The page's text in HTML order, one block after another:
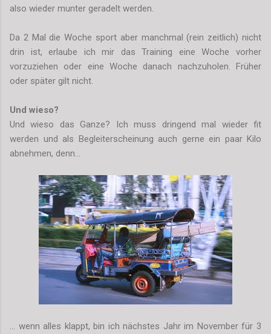
also wieder munter geradelt werden.
Da 2 Mal die Woche sport aber manchmal (rein zeitlich) nicht
drin ist, erlaube ich mir das Training eine Woche vorher
vorzuziehen oder eine Woche danach nachzuholen. Früher
oder später gilt nicht.
Und wieso?
Und wieso das Ganze? Ich muss dringend mal wieder fit
werden und als Begleiterscheinung auch gerne ein paar Kilo
abnehmen, denn...
... wenn alles klappt, bin ich nächstes Jahr im November für 3